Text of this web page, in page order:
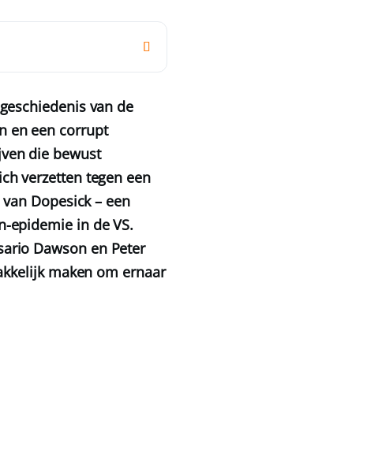
van de
en een corrupt
die bewust
verzetten tegen een
Dopesick – een
epidemie in de VS.
Dawson en Peter
maken om ernaar